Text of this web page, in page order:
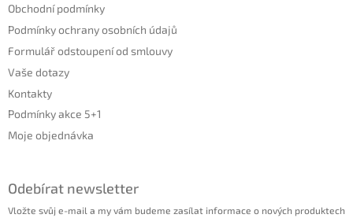
Obchodní podmínky
Podmínky ochrany osobních údajů
Formulář odstoupení od smlouvy
Vaše dotazy
Kontakty
Podmínky akce 5+1
Moje objednávka
Odebírat newsletter
Vložte svůj e-mail a my vám budeme zasílat informace o nových produktech